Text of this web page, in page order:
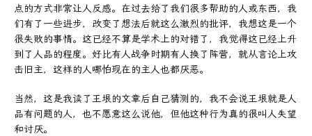
点的方式非常让人反感。在过去给了我们很多帮助的人或东西，我
们有了一些进步，改变了想法后就这么激烈的批评，我想这是一个
很失败的事情。这已经不算是学术上的对错了，我觉得这已经上升
到了人品的程度。好比有人战争时期有人换了阵营，就从言论上攻
击旧主，这样的人哪怕现在的主人也都厌恶。
当然，这是我读了王垠的文章后自己猜测的，我不会说王垠就是人
品有问题的人，也不愿意这么说他，但他这种行为真的很叫人失望
和讨厌。